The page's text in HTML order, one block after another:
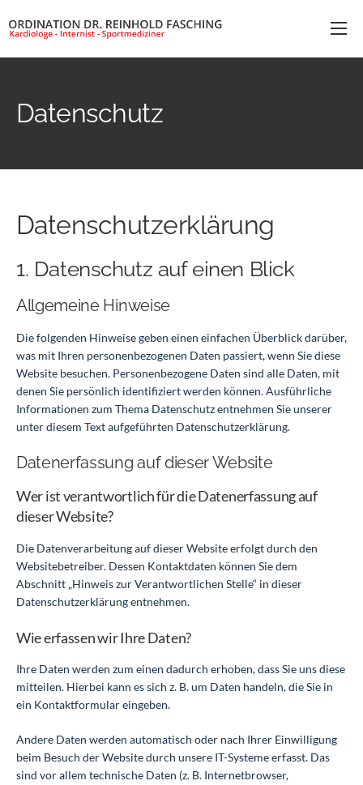
Home
Wahlarzt
Datenschutz
Datenschutz­erklärung
1. Datenschutz auf einen Blick
Allgemeine Hinweise
Die folgenden Hinweise geben einen einfachen Überblick darüber,
was mit Ihren personenbezogenen Daten passiert, wenn Sie diese
Website besuchen. Personenbezogene Daten sind alle Daten, mit
denen Sie persönlich identifiziert werden können. Ausführliche
Informationen zum Thema Datenschutz entnehmen Sie unserer
unter diesem Text aufgeführten Datenschutzerklärung.
Datenerfassung auf dieser Website
Wer ist verantwortlich für die Datenerfassung auf
dieser Website?
Die Datenverarbeitung auf dieser Website erfolgt durch den
Websitebetreiber. Dessen Kontaktdaten können Sie dem
Abschnitt „Hinweis zur Verantwortlichen Stelle“ in dieser
Datenschutzerklärung entnehmen.
Wie erfassen wir Ihre Daten?
Ihre Daten werden zum einen dadurch erhoben, dass Sie uns diese
mitteilen. Hierbei kann es sich z. B. um Daten handeln, die Sie in
ein Kontaktformular eingeben.
Andere Daten werden automatisch oder nach Ihrer Einwilligung
beim Besuch der Website durch unsere IT-Systeme erfasst. Das
sind vor allem technische Daten (z. B. Internetbrowser,